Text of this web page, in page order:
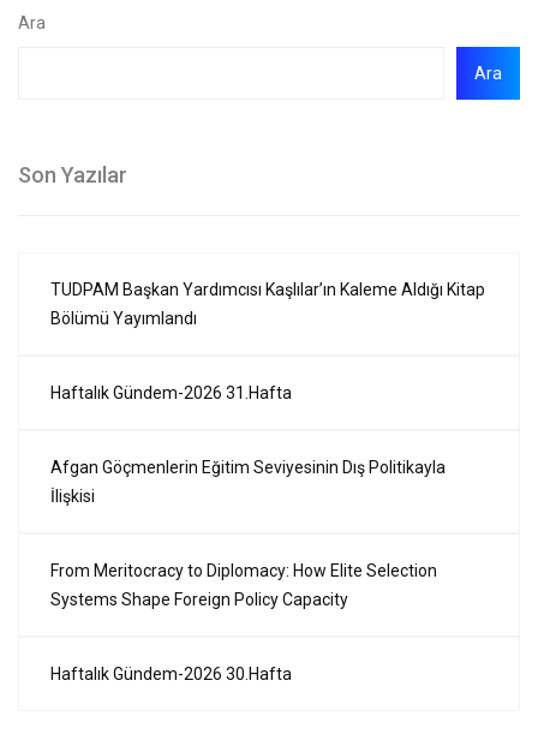
Ara
Ara
Son Yazılar
TUDPAM Başkan Yardımcısı Kaşlılar’ın Kaleme Aldığı Kitap
Bölümü Yayımlandı
Haftalık Gündem-2026 31.Hafta
Afgan Göçmenlerin Eğitim Seviyesinin Dış Politikayla
İlişkisi
From Meritocracy to Diplomacy: How Elite Selection
Systems Shape Foreign Policy Capacity
Haftalık Gündem-2026 30.Hafta